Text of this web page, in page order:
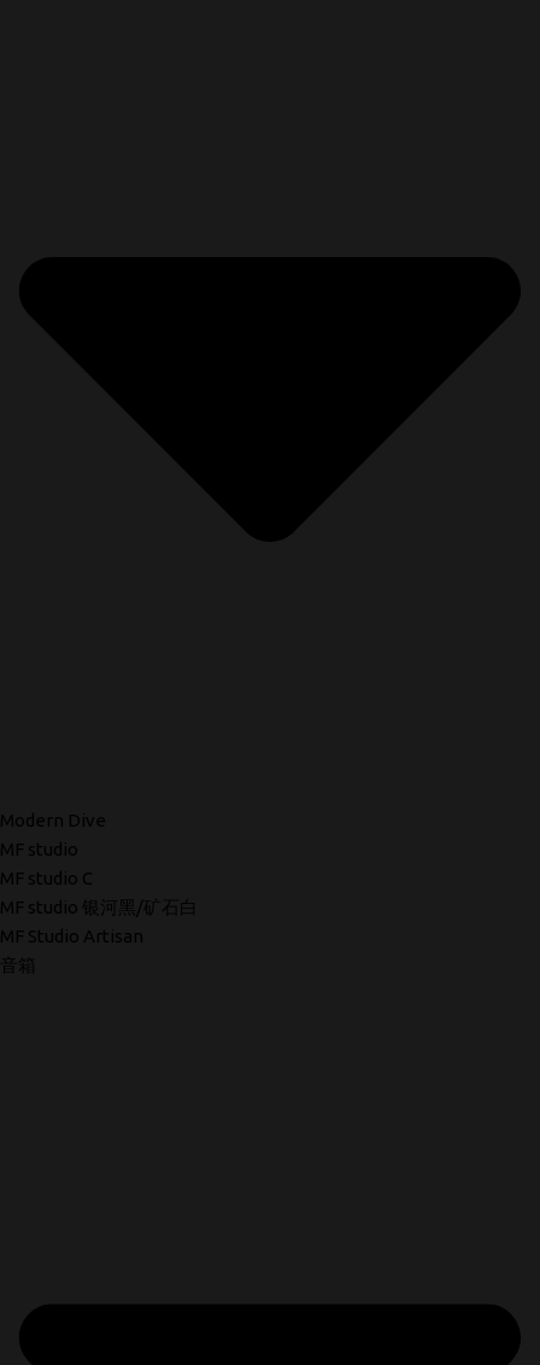
Modern Dive
MF studio
MF studio C
MF studio 银河黑/矿石白
MF Studio Artisan
音箱